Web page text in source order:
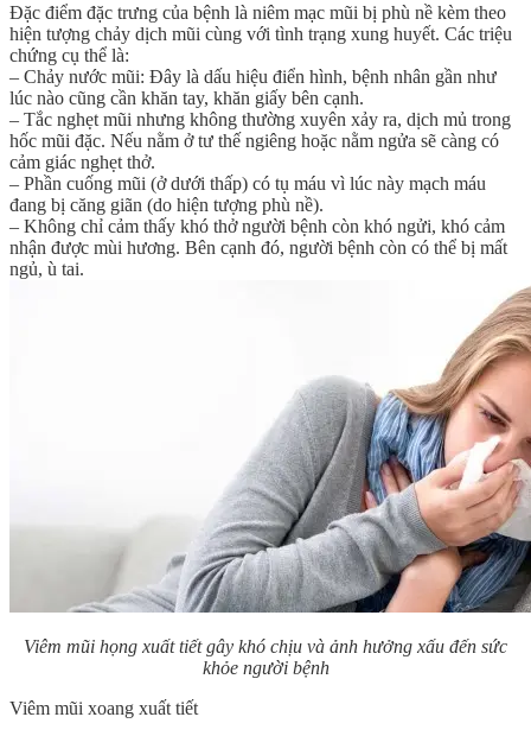
Đặc điểm đặc trưng của bệnh là niêm mạc mũi bị phù nề kèm theo
hiện tượng chảy dịch mũi cùng với tình trạng xung huyết. Các triệu
chứng cụ thể là:
– Chảy nước mũi: Đây là dấu hiệu điển hình, bệnh nhân gần như
lúc nào cũng cần khăn tay, khăn giấy bên cạnh.
– Tắc nghẹt mũi nhưng không thường xuyên xảy ra, dịch mủ trong
hốc mũi đặc. Nếu nằm ở tư thế ngiêng hoặc nằm ngửa sẽ càng có
cảm giác nghẹt thở.
– Phần cuống mũi (ở dưới thấp) có tụ máu vì lúc này mạch máu
đang bị căng giãn (do hiện tượng phù nề).
– Không chỉ cảm thấy khó thở người bệnh còn khó ngửi, khó cảm
nhận được mùi hương. Bên cạnh đó, người bệnh còn có thể bị mất
ngủ, ù tai.
Viêm mũi họng xuất tiết gây khó chịu và ảnh hưởng xấu đến sức
khỏe người bệnh
Viêm mũi xoang xuất tiết